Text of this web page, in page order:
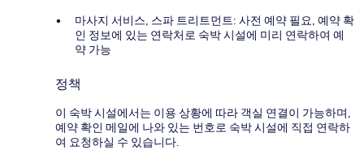
마사지 서비스, 스파 트리트먼트: 사전 예약 필요, 예약 확
인 정보에 있는 연락처로 숙박 시설에 미리 연락하여 예
약 가능
정책
이 숙박 시설에서는 이용 상황에 따라 객실 연결이 가능하며,
예약 확인 메일에 나와 있는 번호로 숙박 시설에 직접 연락하
여 요청하실 수 있습니다.